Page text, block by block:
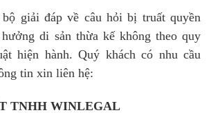
giải đáp về câu hỏi bị truất quyền
di sản thừa kế không theo quy
hiện hành. Quý khách có nhu cầu
tin xin liên hệ:
TNHH WINLEGAL